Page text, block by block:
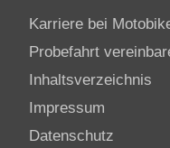
Karriere bei
Probefahrt
Inhaltsverzeichnis
Impressum
Datenschutz